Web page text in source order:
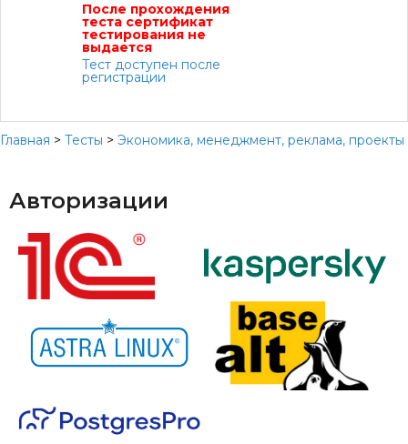
После прохождения
теста сертификат
тестирования не
выдается
Тест доступен после
регистрации
Главная > Тесты > Экономика, менеджмент, реклама, проекты
Авторизации